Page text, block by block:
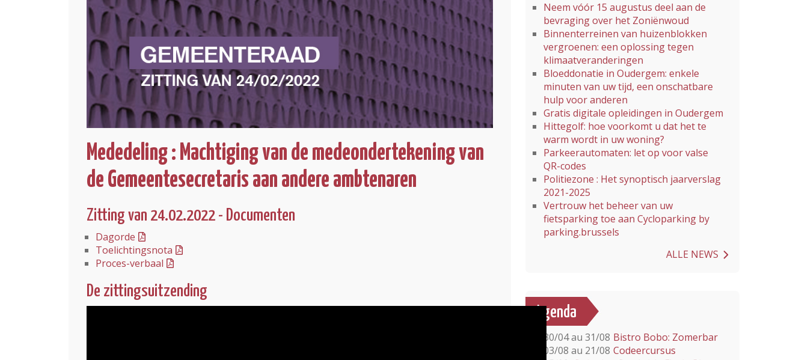
Mededeling : Machtiging van de medeondertekening van
de Gemeentesecretaris aan andere ambtenaren
Zitting van 24.02.2022 - Documenten
Dagorde
Toelichtingsnota
Proces-verbaal
De zittingsuitzending
Neem vóór 15 augustus deel aan de
bevraging over het Zoniënwoud
Binnenterreinen van huizenblokken
vergroenen: een oplossing tegen
klimaatveranderingen
Bloeddonatie in Oudergem: enkele
minuten van uw tijd, een onschatbare
hulp voor anderen
Gratis digitale opleidingen in Oudergem
Hittegolf: hoe voorkomt u dat het te
warm wordt in uw woning?
Parkeerautomaten: let op voor valse
QR-codes
Politiezone : Het synoptisch jaarverslag
2021-2025
Vertrouw het beheer van uw
fietsparking toe aan Cycloparking by
parking.brussels
ALLE NEWS
Agenda
30/04 au 31/08 Bistro Bobo: Zomerbar
03/08 au 21/08 Codeercursus